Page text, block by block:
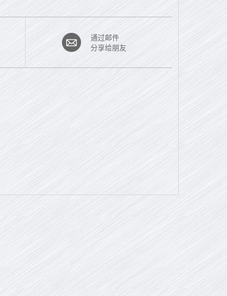
通过邮件
分享给朋友